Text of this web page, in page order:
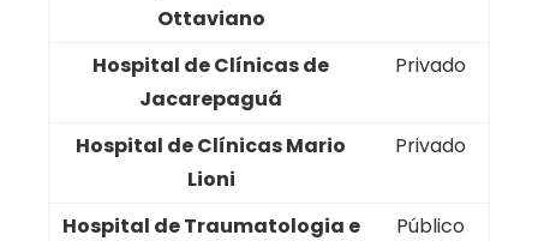
Ottaviano
Hospital de Clínicas de
Jacarepaguá
Privado
Hospital de Clínicas Mario
Lioni
Privado
Hospital de Traumatologia e
Público